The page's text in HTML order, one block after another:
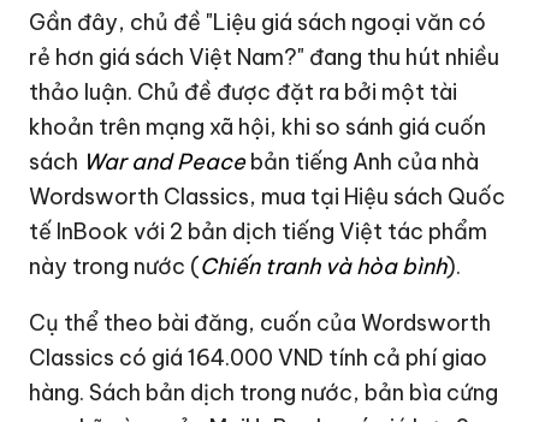
Gần đây, chủ đề "Liệu giá sách ngoại văn có
rẻ hơn giá sách Việt Nam?" đang thu hút nhiều
thảo luận. Chủ đề được đặt ra bởi một tài
khoản trên mạng xã hội, khi so sánh giá cuốn
sách War and Peacebản tiếng Anh của nhà
Wordsworth Classics, mua tại Hiệu sách Quốc
tế InBook với 2 bản dịch tiếng Việt tác phẩm
này trong nước (Chiến tranh và hòa bình).
Cụ thể theo bài đăng, cuốn của Wordsworth
Classics có giá 164.000 VND tính cả phí giao
hàng. Sách bản dịch trong nước, bản bìa cứng